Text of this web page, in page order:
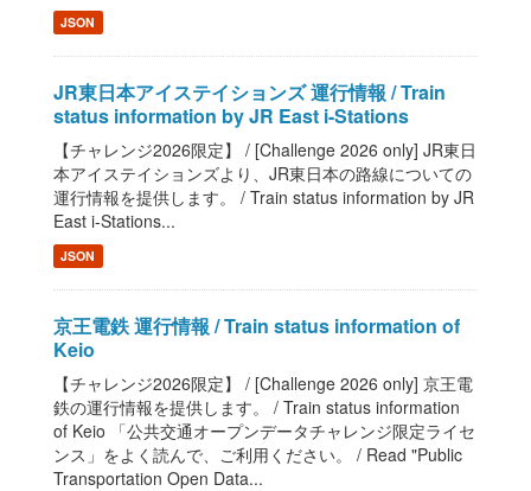
JSON
JR東日本アイステイションズ 運行情報 / Train
status information by JR East i-Stations
【チャレンジ2026限定】 / [Challenge 2026 only] JR東日
本アイステイションズより、JR東日本の路線についての
運行情報を提供します。 / Train status information by JR
East i-Stations...
JSON
京王電鉄 運行情報 / Train status information of
Keio
【チャレンジ2026限定】 / [Challenge 2026 only] 京王電
鉄の運行情報を提供します。 / Train status information
of Keio 「公共交通オープンデータチャレンジ限定ライセ
ンス」をよく読んで、ご利用ください。 / Read "Public
Transportation Open Data...